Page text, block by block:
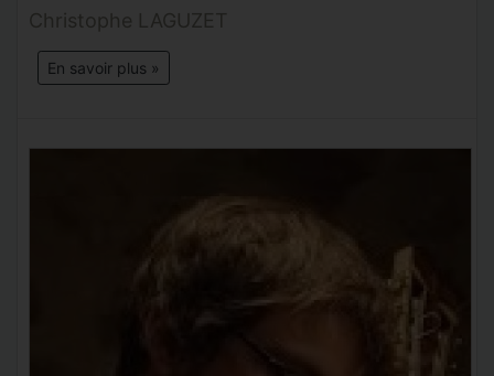
Christophe LAGUZET
En savoir plus »